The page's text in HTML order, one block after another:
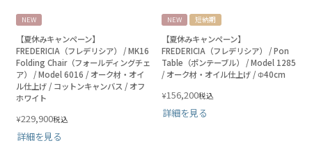
NEW
【夏休みキャンペーン】
FREDERICIA（フレデリシア） / MK16
Folding Chair（フォールディングチェ
ア） / Model 6016 / オーク材・オイ
ル仕上げ / コットンキャンバス / オフ
ホワイト
¥229,900税込
詳細を見る
NEW 短納期
【夏休みキャンペーン】
FREDERICIA（フレデリシア） / Pon
Table（ポンテーブル） / Model 1285
/ オーク材・オイル仕上げ / Φ40cm
¥156,200税込
詳細を見る